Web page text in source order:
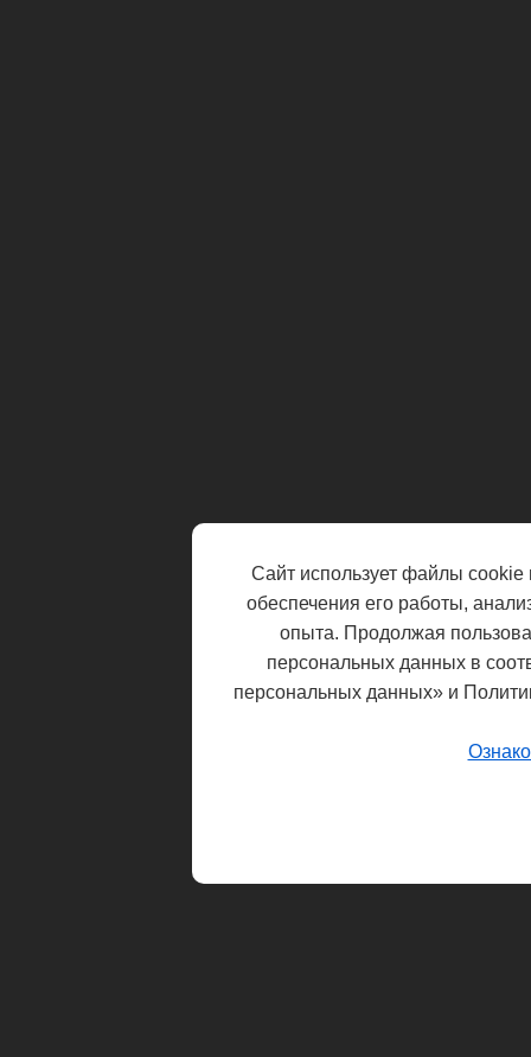
Сайт использует файлы cookie
обеспечения его работы,
опыта. Продолжая
персональных данных в
персональных данных» и